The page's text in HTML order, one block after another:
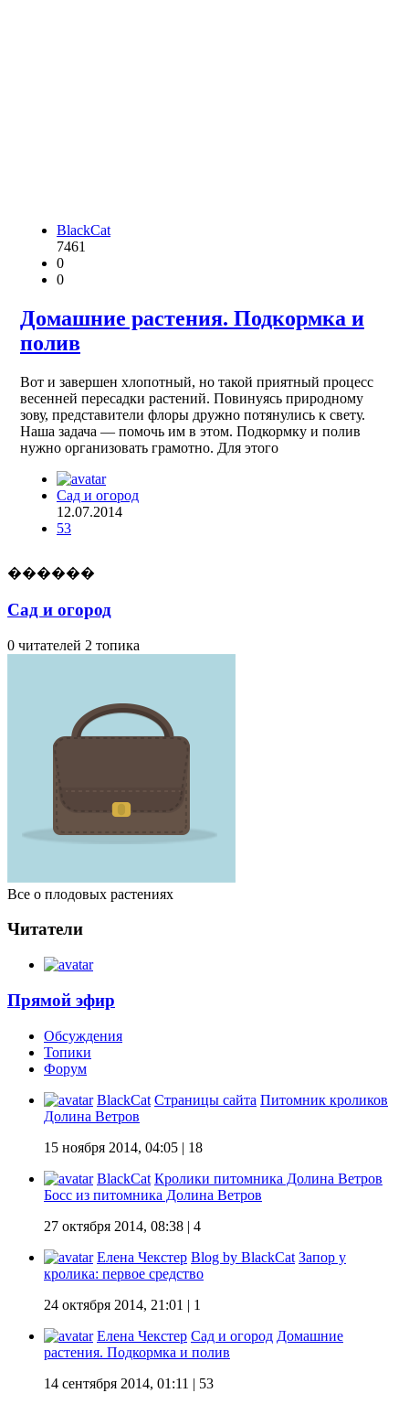
BlackCat
7461
0
0
Домашние растения. Подкормка и
полив
Вот и завершен хлопотный, но такой приятный процесс
весенней пересадки растений. Повинуясь природному
зову, представители флоры дружно потянулись к свету.
Наша задача — помочь им в этом. Подкормку и полив
нужно организовать грамотно. Для этого
Сад и огород
12.07.2014
53
������
Сад и огород
0 читателей 2 топика
Все о плодовых растениях
Читатели
Прямой эфир
Обсуждения
Топики
Форум
BlackCat Страницы сайта Питомник кроликов
Долина Ветров
15 ноября 2014, 04:05 | 18
BlackCat Кролики питомника Долина Ветров
Босс из питомника Долина Ветров
27 октября 2014, 08:38 | 4
Елена Чекстер Blog by BlackCat Запор у
кролика: первое средство
24 октября 2014, 21:01 | 1
Елена Чекстер Сад и огород Домашние
растения. Подкормка и полив
14 сентября 2014, 01:11 | 53